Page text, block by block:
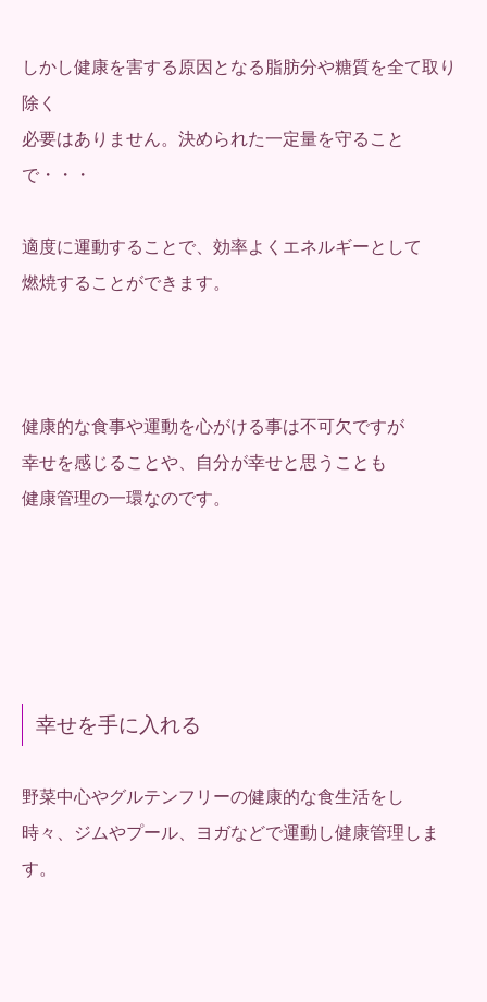
しかし健康を害する原因となる脂肪分や糖質を全て取り
除く
必要はありません。決められた一定量を守ること
で・・・
適度に運動することで、効率よくエネルギーとして
燃焼することができます。
健康的な食事や運動を心がける事は不可欠ですが
幸せを感じることや、自分が幸せと思うことも
健康管理の一環なのです。
幸せを手に入れる
野菜中心やグルテンフリーの健康的な食生活をし
時々、ジムやプール、ヨガなどで運動し健康管理しま
す。